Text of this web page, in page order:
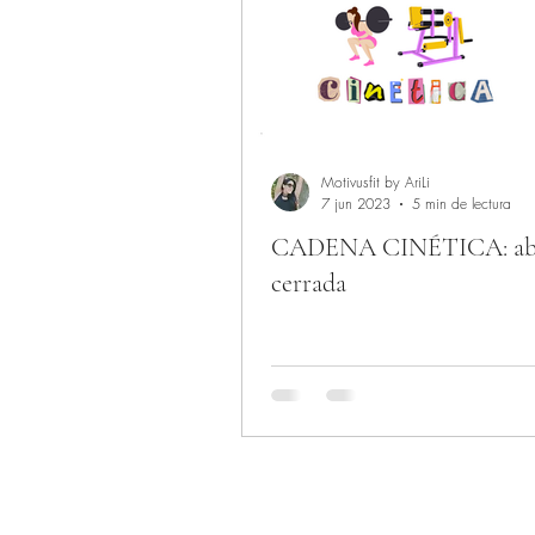
CADENA CINÉTICA:
cerrada
Motivusfit by AriLi
7 jun 2023
5 min de lectura